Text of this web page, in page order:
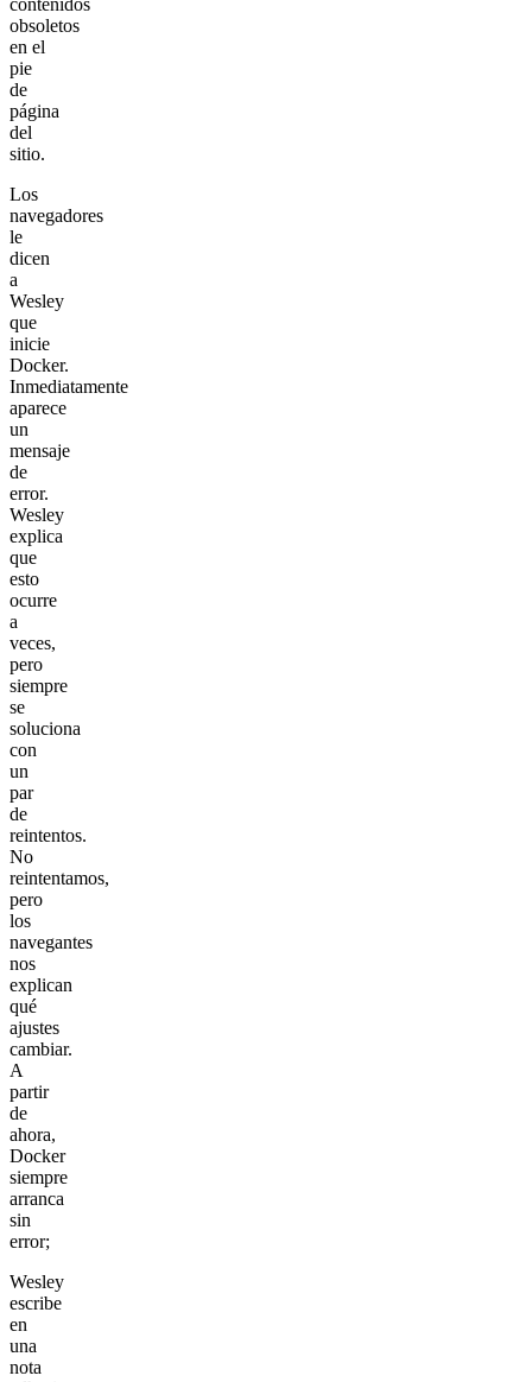
obsoletos
en el
pie
de
página
del
sitio.
Los
navegadores
le
dicen
a
Wesley
que
inicie
Docker.
Inmediatamente
aparece
un
mensaje
de
error.
Wesley
explica
que
esto
ocurre
a
veces,
pero
siempre
se
soluciona
con
un
par
de
reintentos.
No
reintentamos,
pero
los
navegantes
nos
explican
qué
ajustes
cambiar.
A
partir
de
ahora,
Docker
siempre
arranca
sin
error;
Wesley
escribe
en
una
nota